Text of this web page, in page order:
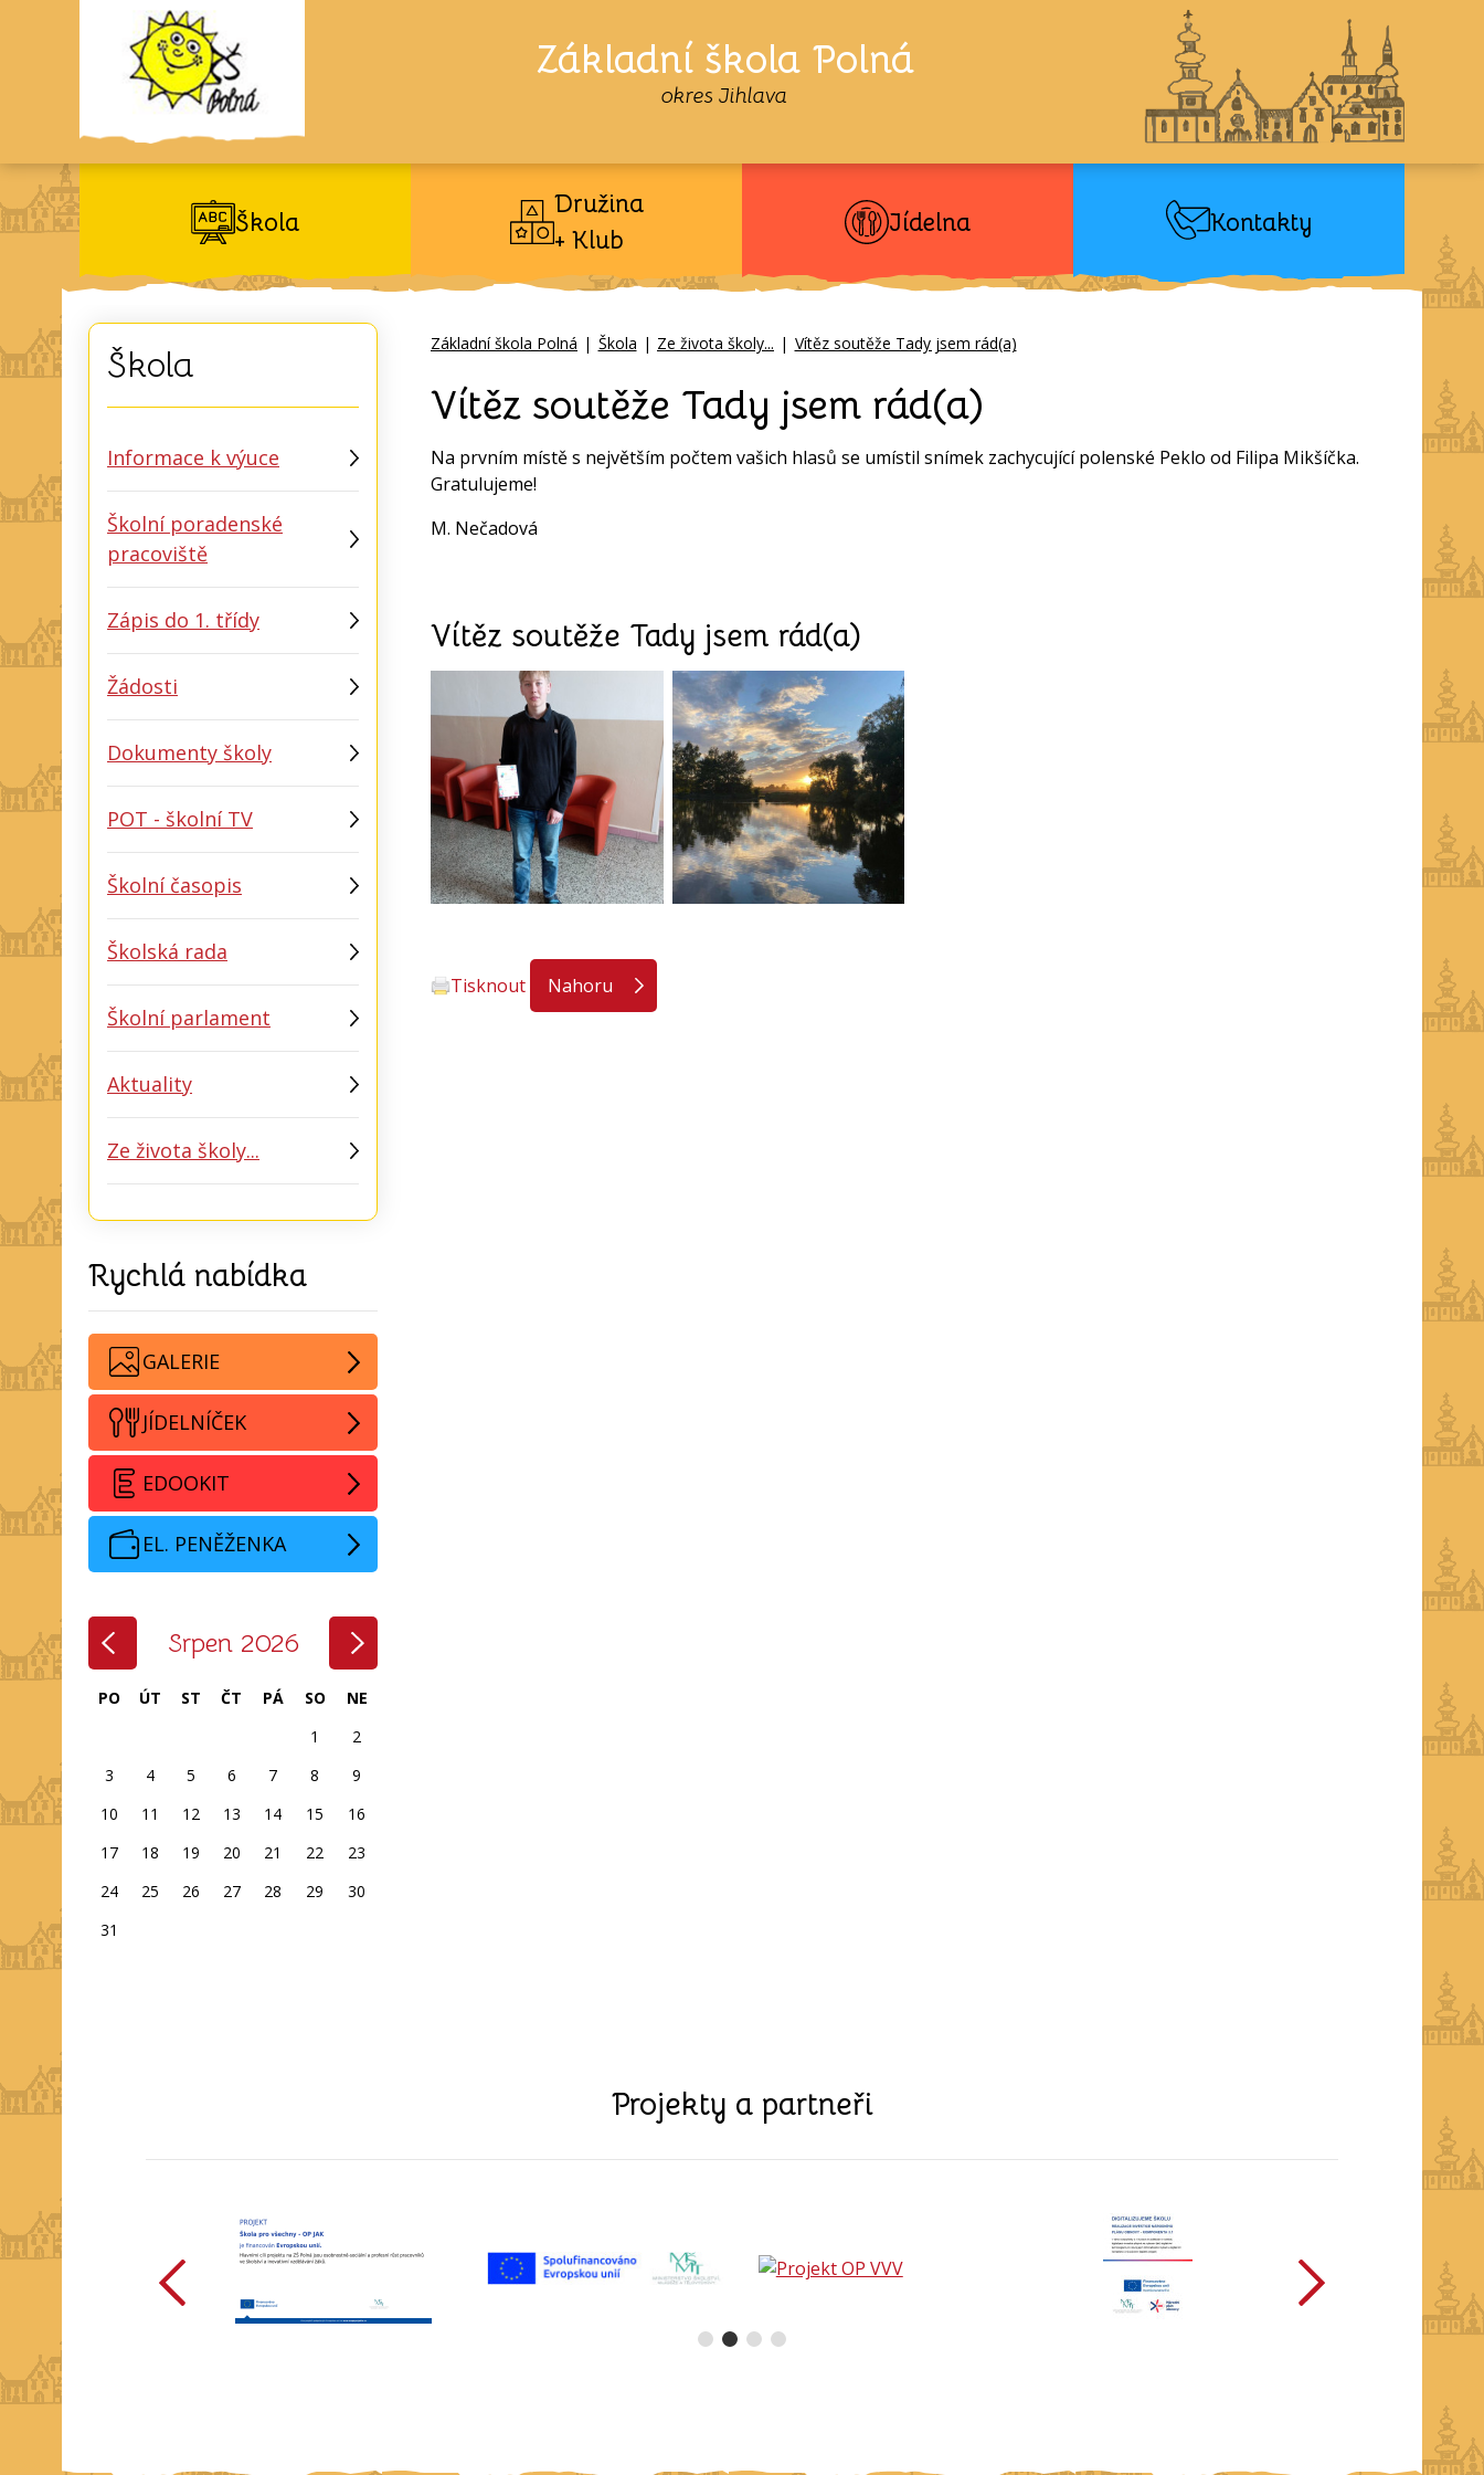
Základní škola Polná
okres Jihlava
Škola
Družina
+ Klub
Jídelna Kontakty
Základní škola Polná | Škola | Ze života školy... | Vítěz soutěže Tady jsem rád(a)
Vítěz soutěže Tady jsem rád(a)
Na prvním místě s největším počtem vašich hlasů se umístil snímek zachycující polenské Peklo od Filipa Mikšíčka.
Gratulujeme!
M. Nečadová
Vítěz soutěže Tady jsem rád(a)
Tisknout Nahoru
Škola
Informace k výuce
Školní poradenské
pracoviště
Zápis do 1. třídy
Žádosti
Dokumenty školy
POT - školní TV
Školní časopis
Školská rada
Školní parlament
Aktuality
Ze života školy...
Rychlá nabídka
GALERIE
JÍDELNÍČEK
EDOOKIT
EL. PENĚŽENKA
Srpen 2026
PO ÚT ST ČT PÁ SO
NE
1
2
3
4 5 6 7 8
9
10
11 12 13 14 15
16
17
18 19 20 21 22
23
24
25 26 27 28 29
30
31
Projekty a partneři
předchozí